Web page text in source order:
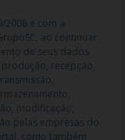
R: Olimpíadas, nº
Cep: 04551-000 |
Jesus - CRF/SP 47509
010609-1-0.
ser usadas para
as orientações
o médico está apto a
o tratamento
2008 e com a
ao continuar
de seus dados
produção, recepção,
modificação,
pelas empresas do
como também